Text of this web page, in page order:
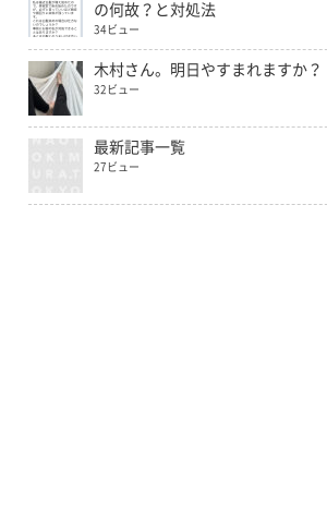
の何故？と対処法
34ビュー
木村さん。明日やすまれますか？
32ビュー
最新記事一覧
27ビュー